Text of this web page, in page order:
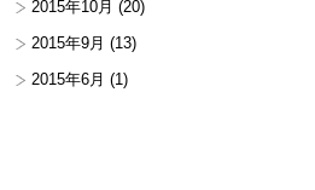
2015年10月 (20)
2015年9月 (13)
2015年6月 (1)